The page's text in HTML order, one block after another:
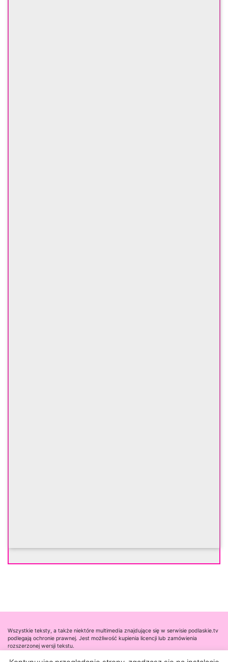
Wszystkie teksty, a także niektóre multimedia znajdujące się w serwisie podlaskie.tv
podlegają ochronie prawnej. Jest możliwość kupienia licencji lub zamówienia
rozszerzonej wersji tekstu.